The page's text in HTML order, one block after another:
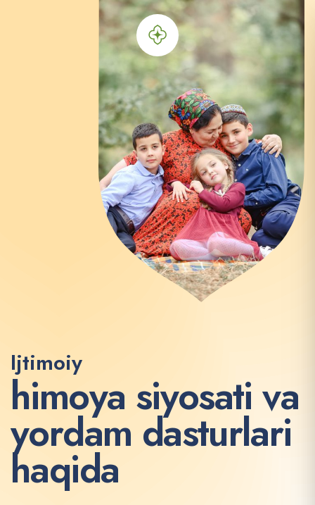
Ijtimoiy
himoya siyosati va
yordam dasturlari
haqida